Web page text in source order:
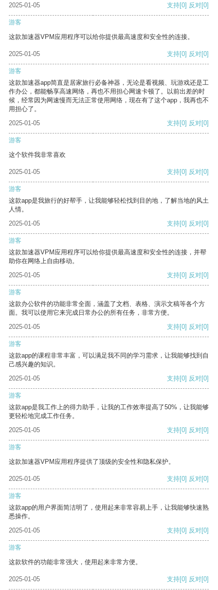
2025-01-05 支持[0] 反对[0]
游客
这款加速器VPM应用程序可以给你提供最高速度和安全性的连接。
2025-01-05 支持[0] 反对[0]
游客
这款加速器app简直是居家旅行必备神器，无论是看视频、玩游戏还是工
作办公，都能畅享高速网络，再也不用担心网速卡顿了。以前出差的时
候，经常因为网速慢而无法正常使用网络，现在有了这个app，我再也不
用担心了。
2025-01-05
支持[0] 反对[0]
游客
这个软件我非常喜欢
2025-01-05 支持[0] 反对[0]
游客
这款app是我旅行的好帮手，让我能够轻松找到目的地，了解当地的风土
人情。
2025-01-05
支持[0] 反对[0]
游客
这款加速器VPM应用程序可以给你提供最高速度和安全性的连接，并帮
助你在网络上自由移动。
2025-01-05
支持[0] 反对[0]
游客
这款办公软件的功能非常全面，涵盖了文档、表格、演示文稿等各个方
面。我可以使用它来完成日常办公的所有任务，非常方便。
2025-01-05
支持[0] 反对[0]
游客
这款app的课程非常丰富，可以满足我不同的学习需求，让我能够找到自
己感兴趣的知识。
2025-01-05
支持[0] 反对[0]
游客
这款app是我工作上的得力助手，让我的工作效率提高了50%，让我能够
更轻松地完成工作任务。
2025-01-05
支持[0] 反对[0]
游客
这款加速器VPM应用程序提供了顶级的安全性和隐私保护。
2025-01-05 支持[0] 反对[0]
游客
这款app的用户界面简洁明了，使用起来非常容易上手，让我能够快速熟
悉操作。
2025-01-05
支持[0] 反对[0]
游客
这款软件的功能非常强大，使用起来非常方便。
2025-01-05 支持[0] 反对[0]